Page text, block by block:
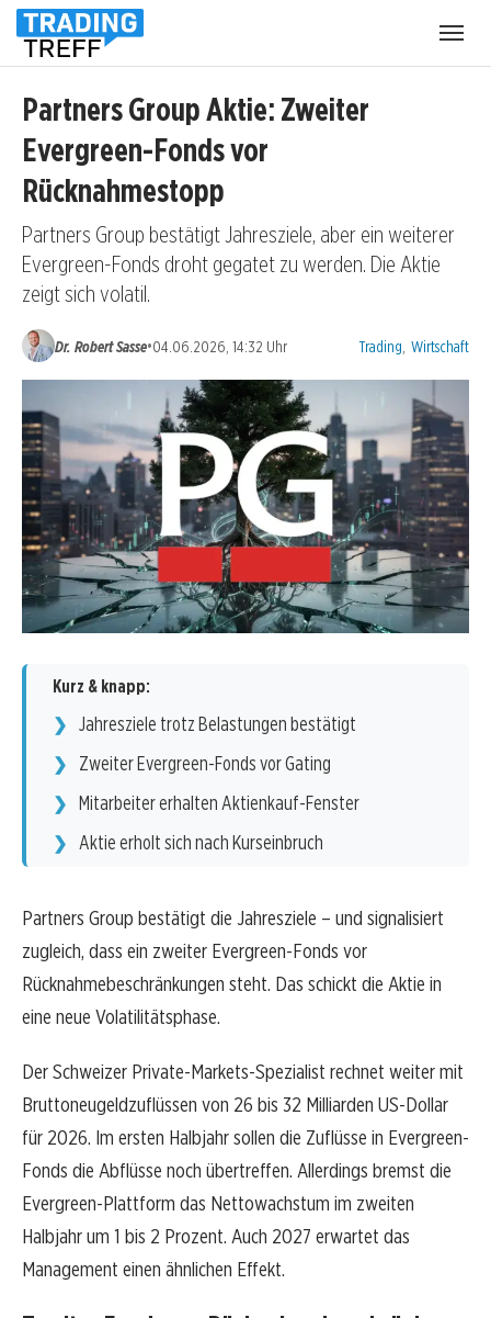
Partners Group Aktie: Zweiter
Evergreen-Fonds vor
Rücknahmestopp
Partners Group bestätigt Jahresziele, aber ein weiterer
Evergreen-Fonds droht gegatet zu werden. Die Aktie
zeigt sich volatil.
Dr. Robert Sasse•04.06.2026, 14:32 Uhr Kategorien:
Trading Wirtschaft
Kurz & knapp:
Jahresziele trotz Belastungen bestätigt
Zweiter Evergreen-Fonds vor Gating
Mitarbeiter erhalten Aktienkauf-Fenster
Aktie erholt sich nach Kurseinbruch
Partners Group bestätigt die Jahresziele – und signalisiert
zugleich, dass ein zweiter Evergreen-Fonds vor
Rücknahmebeschränkungen steht. Das schickt die Aktie in
eine neue Volatilitätsphase.
Der Schweizer Private-Markets-Spezialist rechnet weiter mit
Bruttoneugeldzuflüssen von 26 bis 32 Milliarden US-Dollar
für 2026. Im ersten Halbjahr sollen die Zuflüsse in Evergreen-
Fonds die Abflüsse noch übertreffen. Allerdings bremst die
Evergreen-Plattform das Nettowachstum im zweiten
Halbjahr um 1 bis 2 Prozent. Auch 2027 erwartet das
Management einen ähnlichen Effekt.